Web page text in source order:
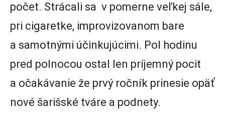
počet. Strácali sa v pomerne veľkej sále,
pri cigaretke, improvizovanom bare
a samotnými účinkujúcimi. Pol hodinu
pred polnocou ostal len príjemný pocit
a očakávanie že prvý ročník prinesie opäť
nové šarišské tváre a podnety.